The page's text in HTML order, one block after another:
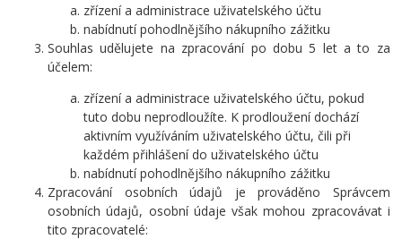
zřízení a administrace uživatelského účtu
nabídnutí pohodlnějšího nákupního zážitku
Souhlas udělujete na zpracování po dobu 5 let a to za
účelem:
zřízení a administrace uživatelského účtu, pokud
tuto dobu neprodloužíte. K prodloužení dochází
aktivním využíváním uživatelského účtu, čili při
každém přihlášení do uživatelského účtu
nabídnutí pohodlnějšího nákupního zážitku
Zpracování osobních údajů je prováděno Správcem
osobních údajů, osobní údaje však mohou zpracovávat i
tito zpracovatelé: